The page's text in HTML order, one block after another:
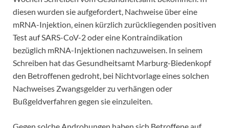
diesen wurden sie aufgefordert, Nachweise über eine
mRNA-Injektion, einen kürzlich zurückliegenden positiven
Test auf SARS-CoV-2 oder eine Kontraindikation
bezüglich mRNA-Injektionen nachzuweisen. In seinem
Schreiben hat das Gesundheitsamt Marburg-Biedenkopf
den Betroffenen gedroht, bei Nichtvorlage eines solchen
Nachweises Zwangsgelder zu verhängen oder
Bußgeldverfahren gegen sie einzuleiten.